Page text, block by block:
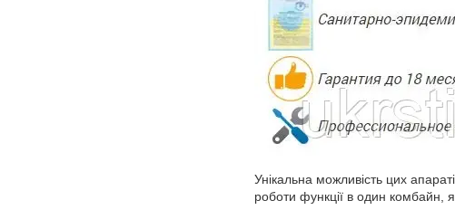
Унікальна можливість цих
роботи функції в один комбайн,